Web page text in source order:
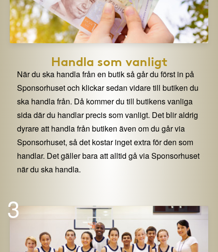
Handla som vanligt
När du ska handla från en butik så går du först in på
Sponsorhuset och klickar sedan vidare till butiken du
ska handla från. Då kommer du till butikens vanliga
sida där du handlar precis som vanligt. Det blir aldrig
dyrare att handla från butiken även om du går via
Sponsorhuset, så det kostar inget extra för den som
handlar. Det gäller bara att alltid gå via Sponsorhuset
när du ska handla.
3